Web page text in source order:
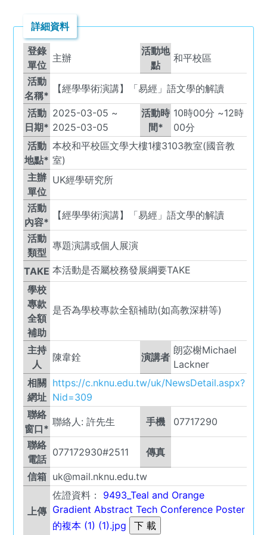
詳細資料
登錄
單位
主辦
活動地
點
和平校區
活動
名稱*
【經學學術演講】「易經」語文學的解讀
活動
日期*
2025-03-05 ~
2025-03-05
活動時
間*
10時00 分 ~12時
00分
活動
地點*
本校和平校區文學大樓1樓3103教室(國音教
室)
主辦
單位
UK經學研究所
活動
內容*
【經學學術演講】「易經」語文學的解讀
活動
類型
專題演講或個人展演
TAKE 本活動是否屬校務發展綱要TAKE
學校
專款
全額
補助
是否為學校專款全額補助(如高教深耕等)
主持
人
陳韋銓 演講者
朗宓榭Michael
Lackner
相關
網址
https://c.nknu.edu.tw/uk/NewsDetail.aspx?
Nid=309
聯絡
窗口*
聯絡人: 許先生 手機
07717290
聯絡
電話
077172930#2511 傳真
信箱 uk@mail.nknu.edu.tw
上傳
佐證資料： 9493_Teal and Orange
Gradient Abstract Tech Conference Poster
的複本 (1) (1).jpg